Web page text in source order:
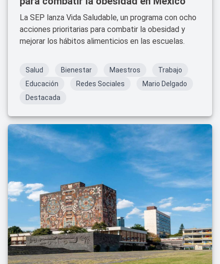
La SEP lanza Vida Saludable, un programa con ocho
acciones prioritarias para combatir la obesidad y
mejorar los hábitos alimenticios en las escuelas.
Salud Bienestar Maestros
Trabajo
Educación
Redes Sociales
Mario Delgado
Destacada